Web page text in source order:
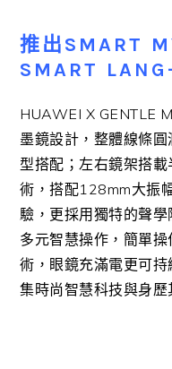
推出SMART
SMART
HUAWEI X GENTLE
墨鏡設計，整體線條
型搭配；左右鏡架搭
術，搭配128mm大振
驗，更採用獨特的聲學
多元智慧操作，簡單
術，眼鏡充滿電更可
集時尚智慧科技與身歷